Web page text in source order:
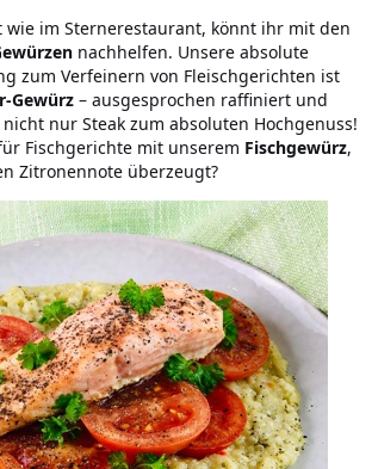
wie im Sternerestaurant, könnt ihr mit den
nachhelfen. Unsere absolute
zum Verfeinern von Fleischgerichten ist
Gewürz – ausgesprochen raffiniert und
nur Steak zum absoluten Hochgenuss!
Fischgerichte mit unserem Fischgewürz,
Zitronennote überzeugt?